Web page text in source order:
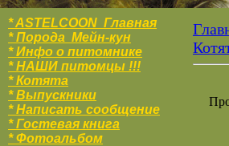
* ASTELCOON Главная
* Порода Мейн-кун
* Инфо о питомнике
* НАШИ питомцы !!!
* Котята
* Выпускники
* Написать сообщение
* Гостевая книга
* Фотоальбом